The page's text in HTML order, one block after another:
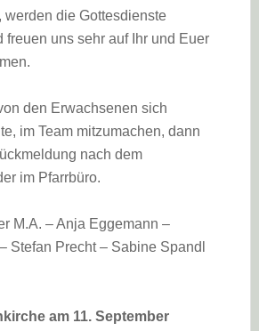
werden die Gottesdienste
freuen uns sehr auf Ihr und Euer
den Erwachsenen sich
im Team mitzumachen, dann
nach dem
im Pfarrbüro.
M.A. – Anja Eggemann –
Stefan Precht – Sabine Spandl
am 11. September